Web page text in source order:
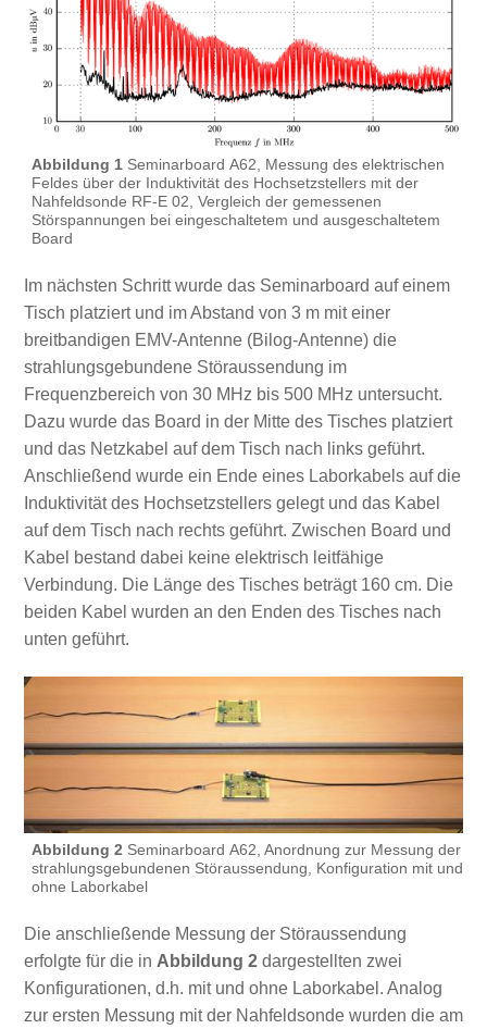
Abbildung 1Seminarboard A62, Messung des elektrischen
Feldes über der Induktivität des Hochsetzstellers mit der
Nahfeldsonde RF-E 02, Vergleich der gemessenen
Störspannungen bei eingeschaltetem und ausgeschaltetem
Board
Im nächsten Schritt wurde das Seminarboard auf einem
Tisch platziert und im Abstand von 3 m mit einer
breitbandigen EMV-Antenne (Bilog-Antenne) die
strahlungsgebundene Störaussendung im
Frequenzbereich von 30 MHz bis 500 MHz untersucht.
Dazu wurde das Board in der Mitte des Tisches platziert
und das Netzkabel auf dem Tisch nach links geführt.
Anschließend wurde ein Ende eines Laborkabels auf die
Induktivität des Hochsetzstellers gelegt und das Kabel
auf dem Tisch nach rechts geführt. Zwischen Board und
Kabel bestand dabei keine elektrisch leitfähige
Verbindung. Die Länge des Tisches beträgt 160 cm. Die
beiden Kabel wurden an den Enden des Tisches nach
unten geführt.
Abbildung 2Seminarboard A62, Anordnung zur Messung der
strahlungsgebundenen Störaussendung, Konfiguration mit und
ohne Laborkabel
Die anschließende Messung der Störaussendung
erfolgte für die in Abbildung 2dargestellten zwei
Konfigurationen, d.h. mit und ohne Laborkabel. Analog
zur ersten Messung mit der Nahfeldsonde wurden die am